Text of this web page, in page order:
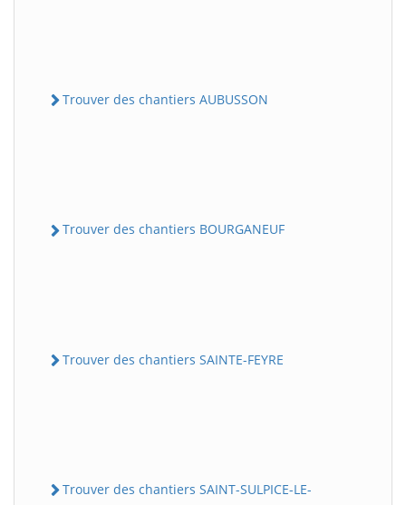
Trouver des chantiers AUBUSSON
Trouver des chantiers BOURGANEUF
Trouver des chantiers SAINTE-FEYRE
Trouver des chantiers SAINT-SULPICE-LE-